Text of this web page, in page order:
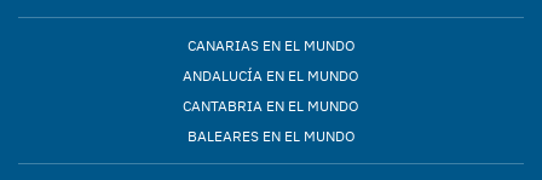
CANARIAS EN EL MUNDO
ANDALUCÍA EN EL MUNDO
CANTABRIA EN EL MUNDO
BALEARES EN EL MUNDO